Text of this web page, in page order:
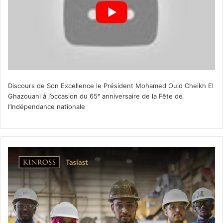
Discours de Son Excellence le Président Mohamed Ould Cheikh El
Ghazouani à l’occasion du 65ᵉ anniversaire de la Fête de
l’Indépendance nationale